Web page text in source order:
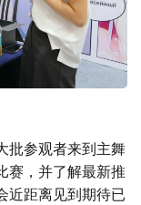
批参观者来到主舞
赛，并了解最新推
近距离见到期待已